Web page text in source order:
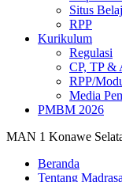
Situs
RPP
Kurikulum
Regulasi
CP, TP &
RPP/
Media
PMBM 2026
MAN 1 Konawe
Beranda
Tentang